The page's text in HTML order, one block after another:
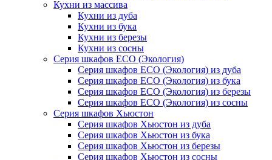
Кухни из массива
Кухни из дуба
Кухни из бука
Кухни из березы
Кухни из сосны
Серия шкафов ECO (Экология)
Серия шкафов ECO (Экология) из дуба
Серия шкафов ECO (Экология) из бука
Серия шкафов ECO (Экология) из березы
Серия шкафов ECO (Экология) из сосны
Серия шкафов Хьюстон
Серия шкафов Хьюстон из дуба
Серия шкафов Хьюстон из бука
Серия шкафов Хьюстон из березы
Серия шкафов Хьюстон из сосны